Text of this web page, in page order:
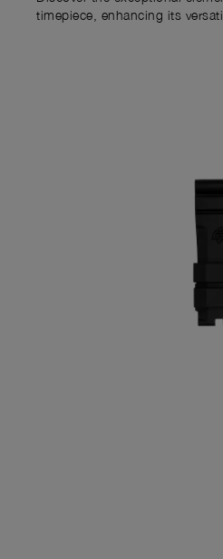
timepiece, enhancing its